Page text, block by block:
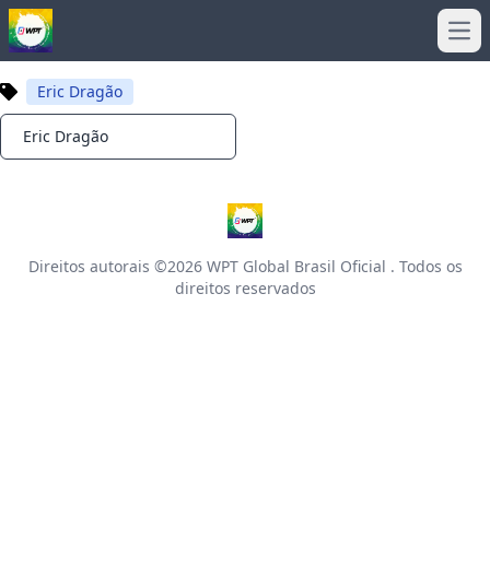
Eric Dragão
Notifications
Eric Dragão
Direitos autorais ©2026WPT Global Brasil Oficial . Todos os
direitos reservados